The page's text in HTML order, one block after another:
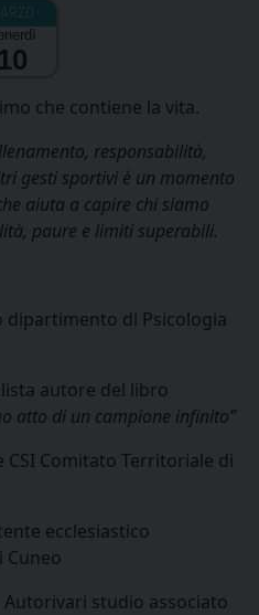
10
che contiene la vita.
responsabilità,
gesti sportivi è un momento
aiuta a capire chi siamo
paure e limiti superabili.
dipartimento di Psicologia
autore del libro
atto di un campione infinito”
CSI Comitato Territoriale di
ecclesiastico
Cuneo
Autorivari studio associato